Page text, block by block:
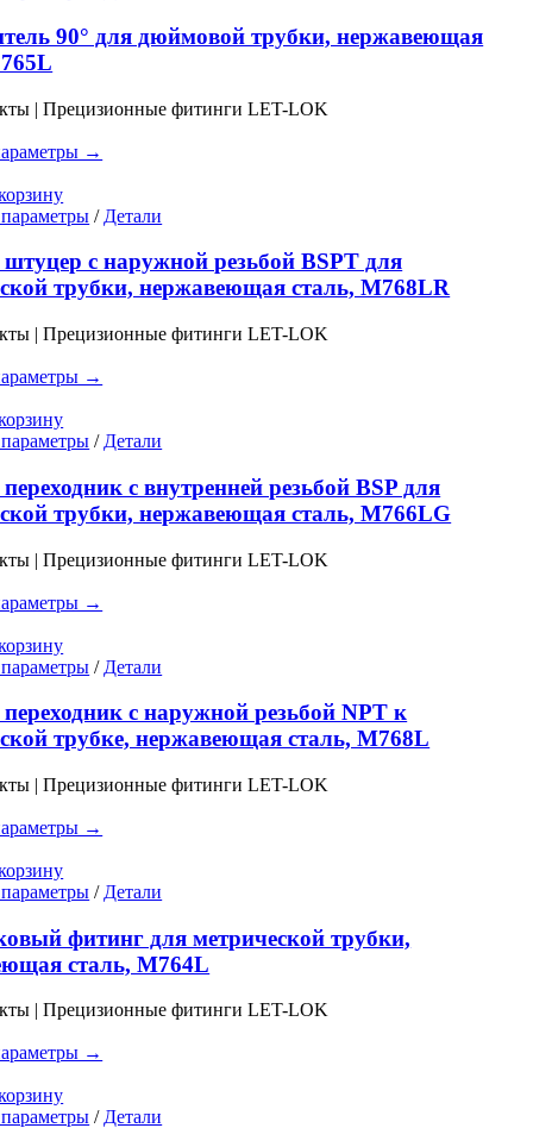
имеет
несколько
можно
на
90° для дюймовой трубки, нержавеющая
| Прецизионные фитинги LET-LOK
→
Этот
имеет
несколько
вариаций.
можно
на
/ Детали
с наружной резьбой BSPT для
трубки, нержавеющая сталь, M768LR
| Прецизионные фитинги LET-LOK
→
Этот
имеет
несколько
вариаций.
можно
на
/ Детали
с внутренней резьбой BSP для
трубки, нержавеющая сталь, M766LG
| Прецизионные фитинги LET-LOK
→
Этот
имеет
несколько
вариаций.
можно
на
/ Детали
с наружной резьбой NPT к
трубке, нержавеющая сталь, M768L
| Прецизионные фитинги LET-LOK
→
Этот
имеет
несколько
вариаций.
можно
на
/ Детали
фитинг для метрической трубки,
сталь, M764L
| Прецизионные фитинги LET-LOK
→
Этот
/ Детали